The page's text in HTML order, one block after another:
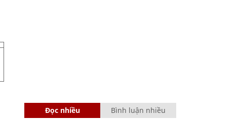
Đọc nhiều Bình luận nhiều